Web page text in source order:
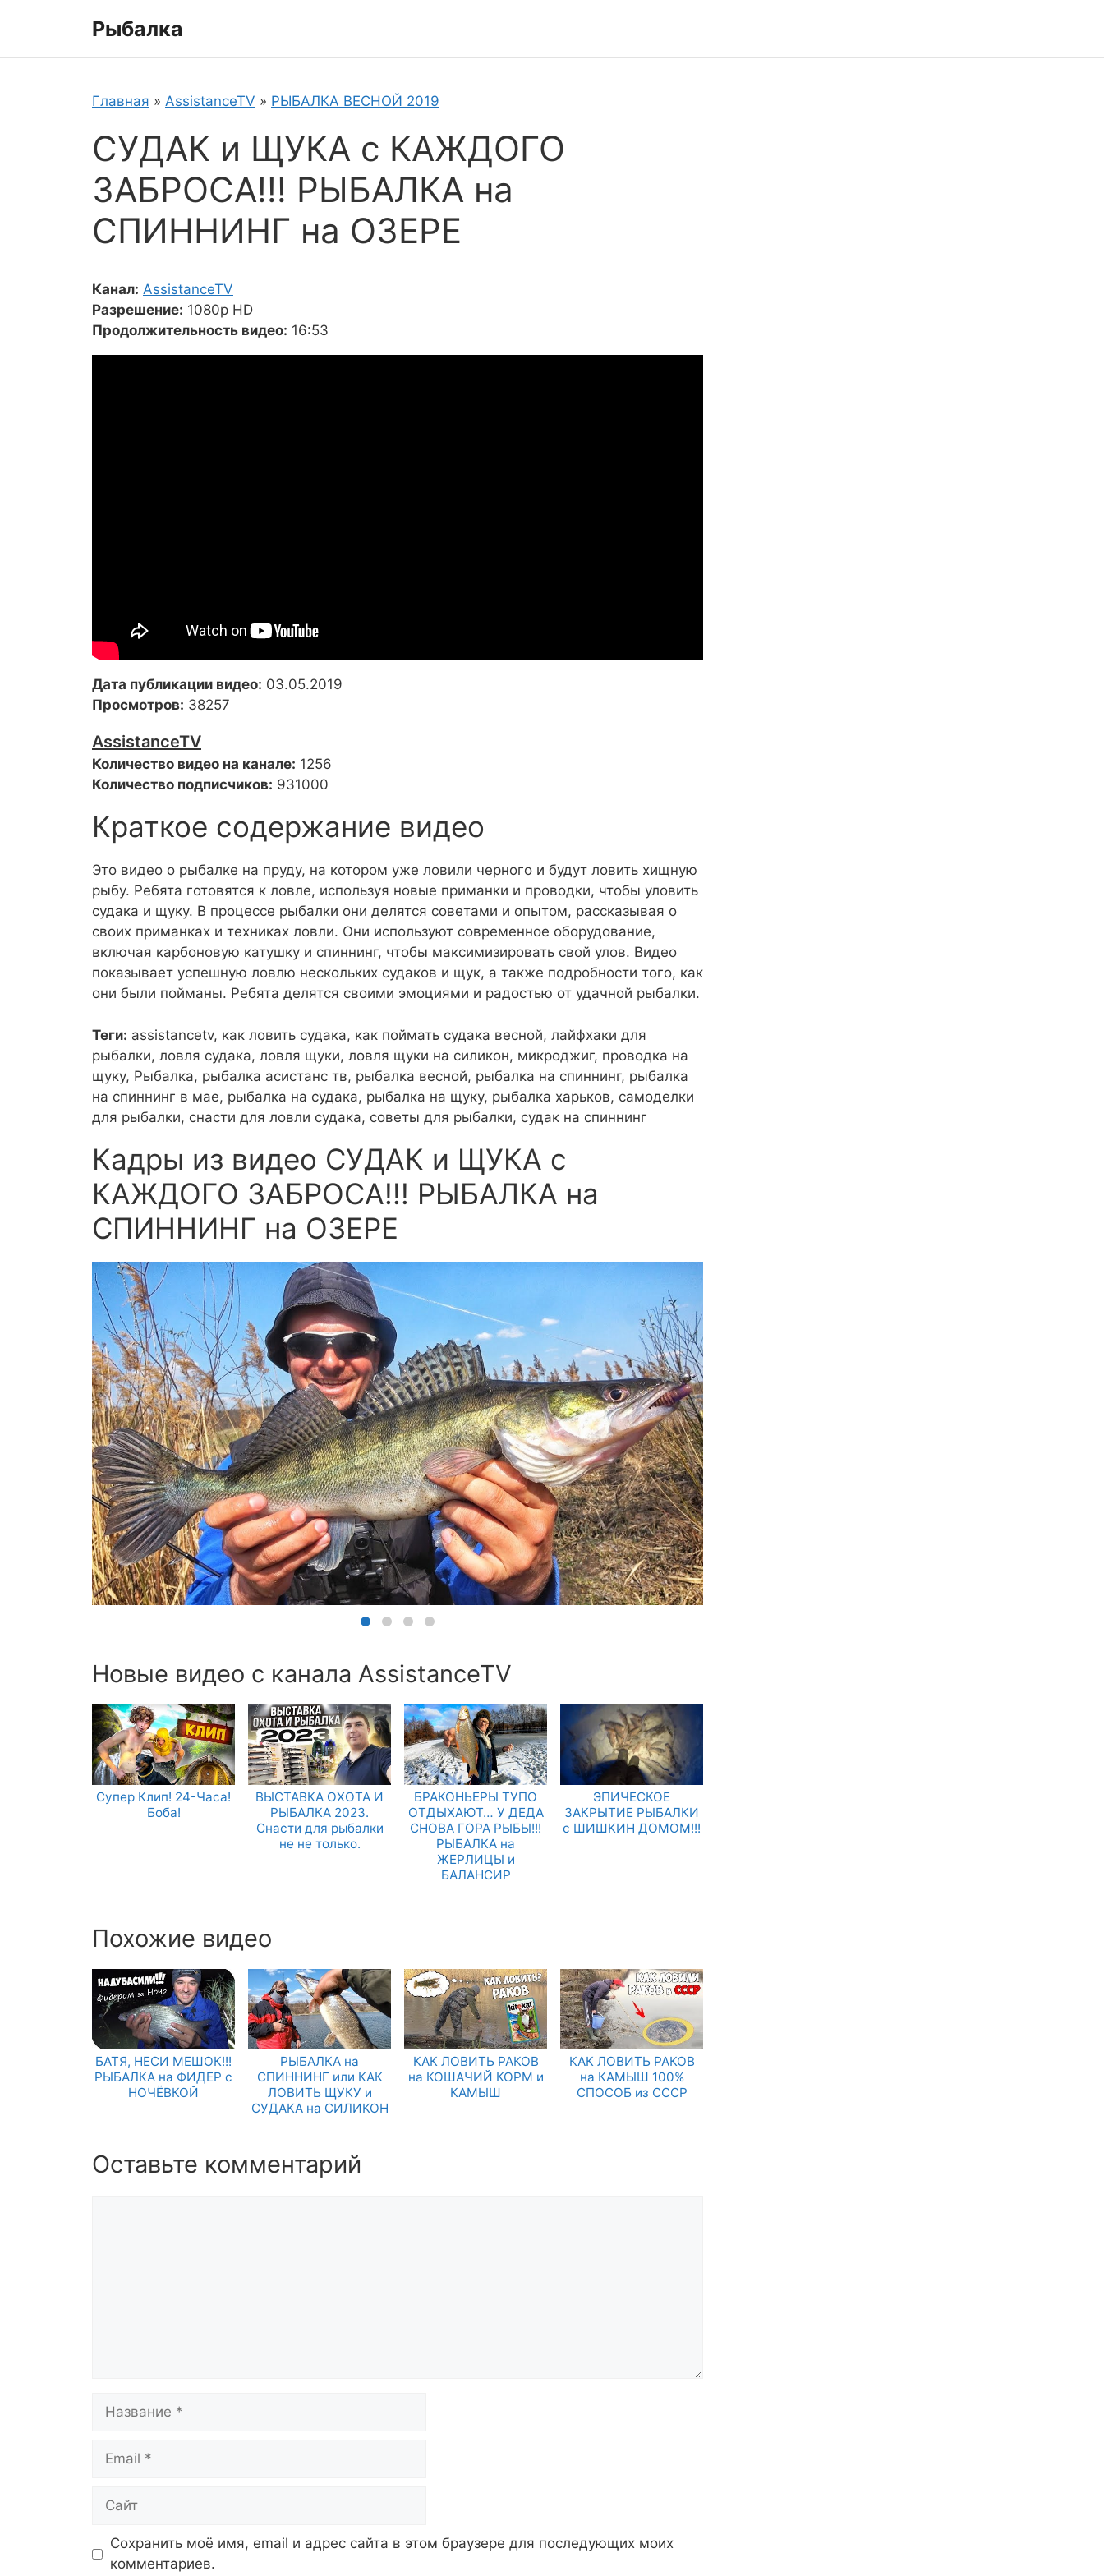
Рыбалка
Главная » AssistanceTV » РЫБАЛКА ВЕСНОЙ 2019
СУДАК и ЩУКА с КАЖДОГО
ЗАБРОСА!!! РЫБАЛКА на
СПИННИНГ на ОЗЕРЕ
Канал: AssistanceTV
Разрешение: 1080p HD
Продолжительность видео: 16:53
Дата публикации видео: 03.05.2019
Просмотров: 38257
AssistanceTV
Количество видео на канале: 1256
Количество подписчиков: 931000
Краткое содержание видео
Это видео о рыбалке на пруду, на котором уже ловили черного и будут ловить хищную
рыбу. Ребята готовятся к ловле, используя новые приманки и проводки, чтобы уловить
судака и щуку. В процессе рыбалки они делятся советами и опытом, рассказывая о
своих приманках и техниках ловли. Они используют современное оборудование,
включая карбоновую катушку и спиннинг, чтобы максимизировать свой улов. Видео
показывает успешную ловлю нескольких судаков и щук, а также подробности того, как
они были пойманы. Ребята делятся своими эмоциями и радостью от удачной рыбалки.
Теги: assistancetv, как ловить судака, как поймать судака весной, лайфхаки для
рыбалки, ловля судака, ловля щуки, ловля щуки на силикон, микроджиг, проводка на
щуку, Рыбалка, рыбалка асистанс тв, рыбалка весной, рыбалка на спиннинг, рыбалка
на спиннинг в мае, рыбалка на судака, рыбалка на щуку, рыбалка харьков, самоделки
для рыбалки, снасти для ловли судака, советы для рыбалки, судак на спиннинг
Кадры из видео СУДАК и ЩУКА с
КАЖДОГО ЗАБРОСА!!! РЫБАЛКА на
СПИННИНГ на ОЗЕРЕ
Новые видео с канала AssistanceTV
Супер Клип! 24-Часа!
Боба!
ВЫСТАВКА ОХОТА И
РЫБАЛКА 2023.
Снасти для рыбалки
не не только.
БРАКОНЬЕРЫ ТУПО
ОТДЫХАЮТ… У ДЕДА
СНОВА ГОРА РЫБЫ!!!
РЫБАЛКА на
ЖЕРЛИЦЫ и
БАЛАНСИР
ЭПИЧЕСКОЕ
ЗАКРЫТИЕ РЫБАЛКИ
с ШИШКИН ДОМОМ!!!
Похожие видео
БАТЯ, НЕСИ МЕШОК!!!
РЫБАЛКА на ФИДЕР с
НОЧЁВКОЙ
РЫБАЛКА на
СПИННИНГ или КАК
ЛОВИТЬ ЩУКУ и
СУДАКА на СИЛИКОН
КАК ЛОВИТЬ РАКОВ
на КОШАЧИЙ КОРМ и
КАМЫШ
КАК ЛОВИТЬ РАКОВ
на КАМЫШ 100%
СПОСОБ из СССР
Оставьте комментарий
Название
Email
Сайт
Сохранить моё имя, email и адрес сайта в этом браузере для последующих моих
комментариев.